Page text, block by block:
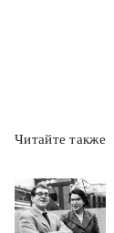
Читайте также